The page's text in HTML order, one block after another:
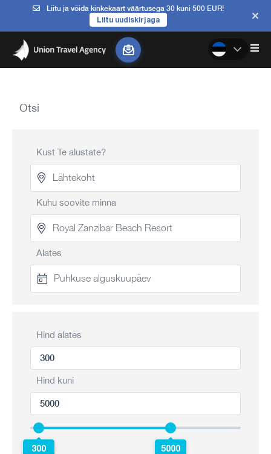
Liitu ja võida kinkekaart väärtusega 30 kuni 500 EUR!
Liitu uudiskirjaga
Otsi
Kust Te alustate?
Kuhu soovite minna
Alates
Hind alates
Hind kuni
300 5000